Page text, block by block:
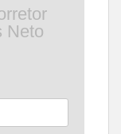
Neto